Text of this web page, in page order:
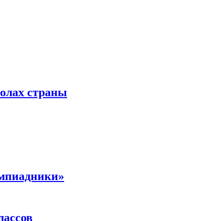
страны